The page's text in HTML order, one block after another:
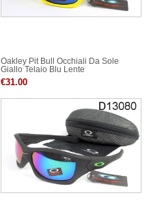
Oakley Pit Bull Occhiali Da Sole
Giallo Telaio Blu Lente
€31.00